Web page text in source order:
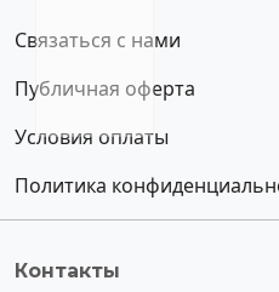
Связаться с нами
Публичная оферта
Условия оплаты
Политика
Контакты